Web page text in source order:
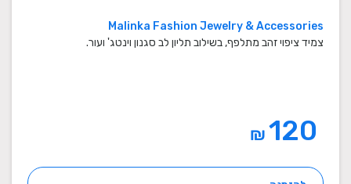
Malinka Fashion Jewelry & Accessories
צמיד ציפוי זהב מתלפף, בשילוב תליון לב סגנון וינטג' ועור.
₪